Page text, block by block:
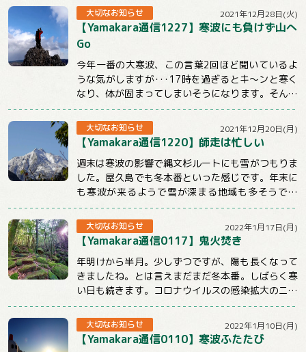
大切なお知らせ 2021年12月28日(火)
【Yamakara通信1227】寒波にも負けず山へ
Go
今年一番の大寒波、この言葉2回ほど聞いているよ
うな気がしますが･･･17時を過ぎるとキ～ンと寒く
なり、体が固まってしまいそうになります。そんな
時こそ体を動かしてぽかぽかにしないとだめ...
大切なお知らせ 2021年12月20日(月)
【Yamakara通信1220】師走は忙しい
週末は寒波の影響で縄文杉ルートにも雪がつもりま
した。屋久島でも冬本番といった感じです。年末に
も寒波が来るようで雪が深まる地域も多そうです
ね。今週のメルマガはnewツアーや屋久島ツアー...
大切なお知らせ 2022年1月17日(月)
【Yamakara通信0117】鬼火焚き
年明けから半月。少しずつですが、陽も長くなって
きましたね。とは言えまだまだ冬本番。しばらく寒
い日も続きます。コロナウイルスの感染拡大のニュ
ースも気になる状況ですが、体調管理と感染対策...
大切なお知らせ 2022年1月10日(月)
【Yamakara通信0110】寒波ふたたび